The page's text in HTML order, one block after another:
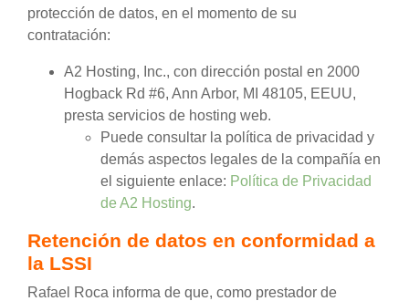
protección de datos, en el momento de su
contratación:
A2 Hosting, Inc., con dirección postal en 2000
Hogback Rd #6, Ann Arbor, MI 48105, EEUU,
presta servicios de hosting web.
Puede consultar la política de privacidad y
demás aspectos legales de la compañía en
el siguiente enlace: Política de Privacidad
de A2 Hosting.
Retención de datos en conformidad a
la LSSI
Rafael Roca informa de que, como prestador de